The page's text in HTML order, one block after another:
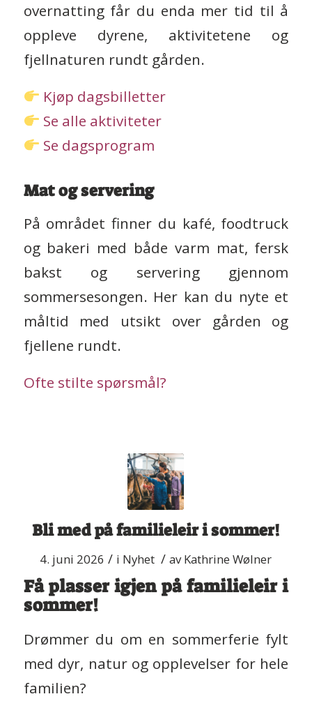
overnatting får du enda mer tid til å
oppleve dyrene, aktivitetene og
fjellnaturen rundt gården.
Kjøp dagsbilletter
Se alle aktiviteter
Se dagsprogram
Mat og servering
På området finner du kafé, foodtruck
og bakeri med både varm mat, fersk
bakst og servering gjennom
sommersesongen. Her kan du nyte et
måltid med utsikt over gården og
fjellene rundt.
Ofte stilte spørsmål?
Bli med på familieleir i sommer!
4. juni 2026 / i Nyhet / avKathrine Wølner
Få plasser igjen på familieleir i
sommer!
Drømmer du om en sommerferie fylt
med dyr, natur og opplevelser for hele
familien?